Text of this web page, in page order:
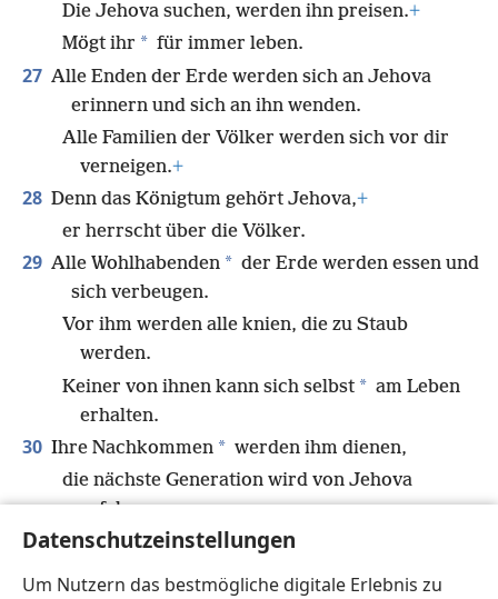
Datenschutzeinstellungen
Um Nutzern das bestmögliche digitale Erlebnis zu
Die Jehova suchen, werden ihn preisen.+
Mögt ihr * für immer leben.
27 Alle Enden der Erde werden sich an Jehova
erinnern und sich an ihn wenden.
Alle Familien der Völker werden sich vor dir
verneigen.+
28 Denn das Königtum gehört Jehova,+
er herrscht über die Völker.
29 Alle Wohlhabenden * der Erde werden essen und
sich verbeugen.
Vor ihm werden alle knien, die zu Staub
werden.
Keiner von ihnen kann sich selbst * am Leben
erhalten.
30 Ihre Nachkommen * werden ihm dienen,
die nächste Generation wird von Jehova
erfahren.
31 Man wird kommen und von seiner